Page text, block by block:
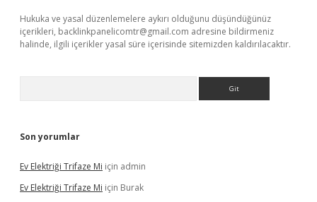
Hukuka ve yasal düzenlemelere aykırı olduğunu düşündüğünüz
içerikleri, backlinkpanelicomtr@gmail.com adresine bildirmeniz
halinde, ilgili içerikler yasal süre içerisinde sitemizden kaldırılacaktır.
Son yorumlar
Ev Elektriği Trifaze Mi için admin
Ev Elektriği Trifaze Mi için Burak